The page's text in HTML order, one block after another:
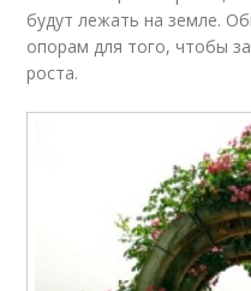
будут лежать на земле.
опорам для того, чтобы
роста.